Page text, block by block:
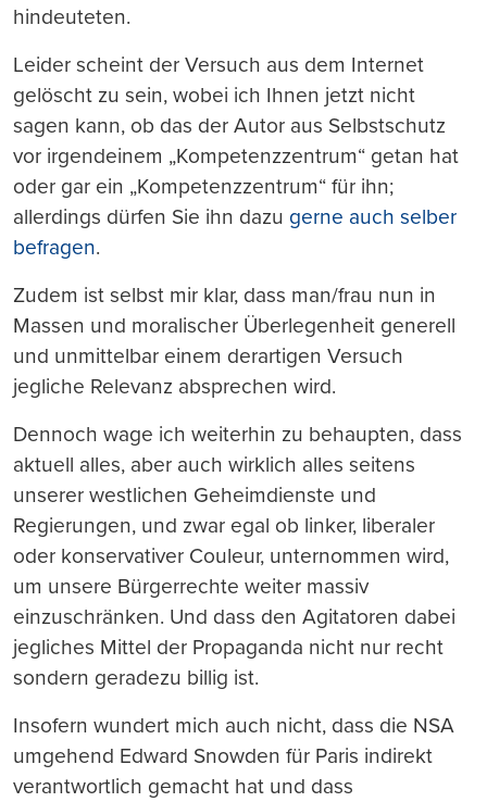
hindeuteten.
Leider scheint der Versuch aus dem Internet
gelöscht zu sein, wobei ich Ihnen jetzt nicht
sagen kann, ob das der Autor aus Selbstschutz
vor irgendeinem „Kompetenzzentrum“ getan hat
oder gar ein „Kompetenzzentrum“ für ihn;
allerdings dürfen Sie ihn dazu gerne auch selber
befragen.
Zudem ist selbst mir klar, dass man/frau nun in
Massen und moralischer Überlegenheit generell
und unmittelbar einem derartigen Versuch
jegliche Relevanz absprechen wird.
Dennoch wage ich weiterhin zu behaupten, dass
aktuell alles, aber auch wirklich alles seitens
unserer westlichen Geheimdienste und
Regierungen, und zwar egal ob linker, liberaler
oder konservativer Couleur, unternommen wird,
um unsere Bürgerrechte weiter massiv
einzuschränken. Und dass den Agitatoren dabei
jegliches Mittel der Propaganda nicht nur recht
sondern geradezu billig ist.
Insofern wundert mich auch nicht, dass die NSA
umgehend Edward Snowden für Paris indirekt
verantwortlich gemacht hat und dass